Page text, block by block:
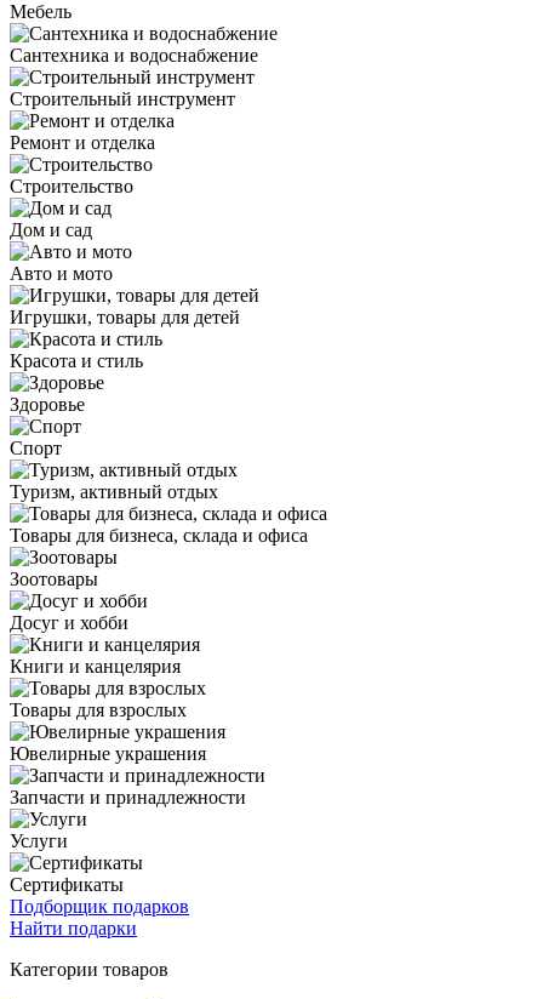
Мебель
Сантехника и водоснабжение
Строительный инструмент
Ремонт и отделка
Строительство
Дом и сад
Авто и мото
Игрушки, товары для детей
Красота и стиль
Здоровье
Спорт
Туризм, активный отдых
Товары для бизнеса, склада и офиса
Зоотовары
Досуг и хобби
Книги и канцелярия
Товары для взрослых
Ювелирные украшения
Запчасти и принадлежности
Услуги
Сертификаты
Подборщик подарков
Найти подарки
Категории товаров